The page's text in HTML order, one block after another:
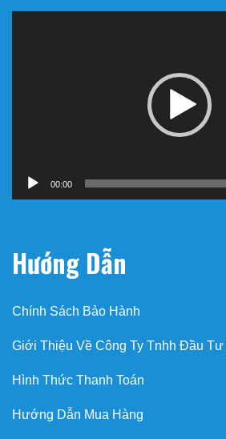
00:00
Hướng Dẫn
Chính Sách Bảo Hành
Giới Thiệu Về Công Ty Tnhh Đầu
Hình Thức Thanh Toán
Hướng Dẫn Mua Hàng